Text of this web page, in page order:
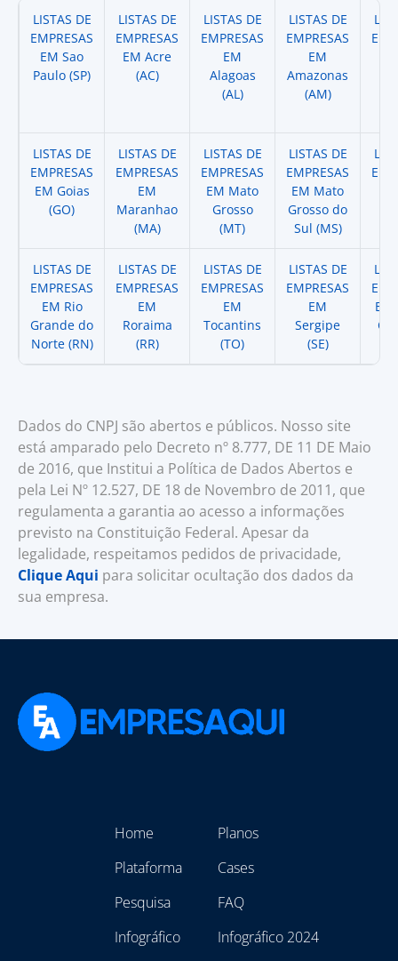
LISTAS DE
EMPRESAS
EM Sao
Paulo (SP)
LISTAS DE
EMPRESAS
EM Acre
(AC)
LISTAS DE
EMPRESAS
EM
Alagoas
(AL)
LISTAS DE
EMPRESAS
EM
Amazonas
(AM)
LISTAS DE
EMPRESAS
EM Goias
(GO)
LISTAS DE
EMPRESAS
EM
Maranhao
(MA)
LISTAS DE
EMPRESAS
EM Mato
Grosso
(MT)
LISTAS DE
EMPRESAS
EM Mato
Grosso do
Sul (MS)
LISTAS DE
EMPRESAS
EM Rio
Grande do
Norte (RN)
LISTAS DE
EMPRESAS
EM
Roraima
(RR)
LISTAS DE
EMPRESAS
EM
Tocantins
(TO)
LISTAS DE
EMPRESAS
EM
Sergipe
(SE)
EM
Dados do CNPJ são abertos e públicos. Nosso site
está amparado pelo Decreto nº 8.777, DE 11 DE Maio
de 2016, que Institui a Política de Dados Abertos e
pela Lei Nº 12.527, DE 18 de Novembro de 2011, que
regulamenta a garantia ao acesso a informações
previsto na Constituição Federal. Apesar da
legalidade, respeitamos pedidos de privacidade,
Clique Aqui para solicitar ocultação dos dados da
sua empresa.
Home
Plataforma
Pesquisa
Infográfico
Planos
Cases
FAQ
Infográfico 2024